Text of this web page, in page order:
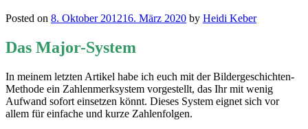
Posted on 8. Oktober 201216. März 2020 by Heidi Keber
Das Major-System
In meinem letzten Artikel habe ich euch mit der Bildergeschichten-
Methode ein Zahlenmerksystem vorgestellt, das Ihr mit wenig
Aufwand sofort einsetzen könnt. Dieses System eignet sich vor
allem für einfache und kurze Zahlenfolgen.